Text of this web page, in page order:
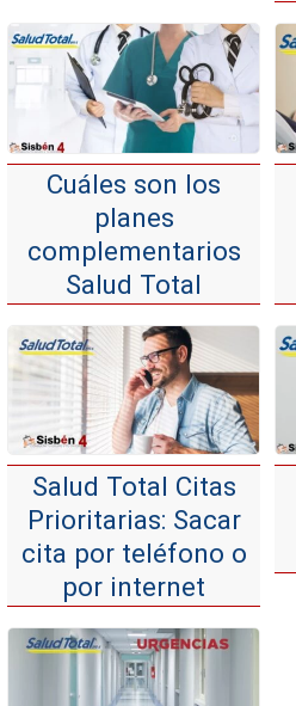
Cuáles son los
planes
complementarios
Salud Total
Salud Total Citas
Prioritarias: Sacar
cita por teléfono o
por internet